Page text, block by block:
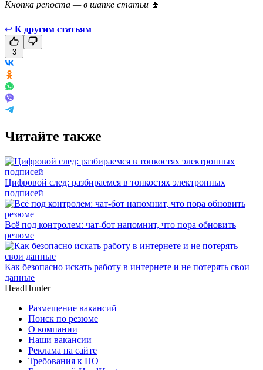
Кнопка репоста — в шапке статьи ⏫
↩ К другим статьям
3
Читайте также
Цифровой след: разбираемся в тонкостях электронных
подписей
Всё под контролем: чат-бот напомнит, что пора обновить
резюме
Как безопасно искать работу в интернете и не потерять свои
данные
HeadHunter
Размещение вакансий
Поиск по резюме
О компании
Наши вакансии
Реклама на сайте
Требования к ПО